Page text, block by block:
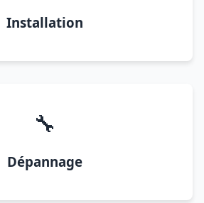
Installation
🔧
Dépannage